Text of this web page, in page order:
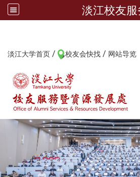
淡江校友服
淡江大学首页 / 校友会快找 / 网站导览